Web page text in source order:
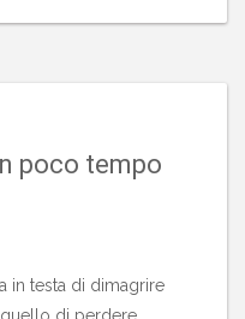
poco tempo
in testa di dimagrire